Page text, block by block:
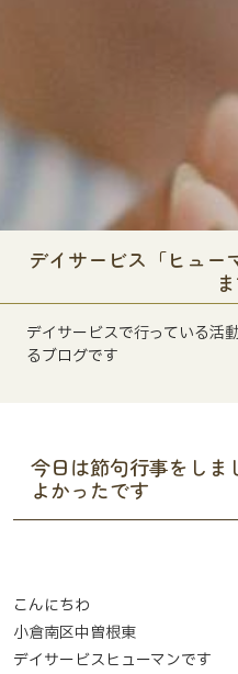
デイサービス「ヒュー
デイサービスで行っている活
るブログです
今日は節句行事をしま
よかったです
こんにちわ
小倉南区中曽根東
デイサービスヒューマンです